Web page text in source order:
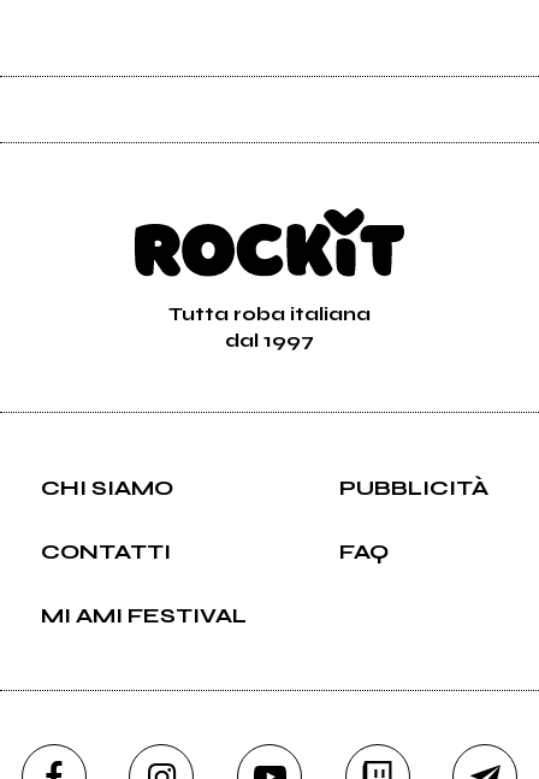
Tutta roba italiana
dal 1997
CHI SIAMO PUBBLICITÀ
CONTATTI FAQ
MI AMI FESTIVAL